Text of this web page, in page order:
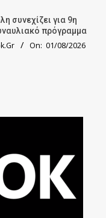
συνεχίζει για 9η
πρόγραμμα
On: 01/08/2026